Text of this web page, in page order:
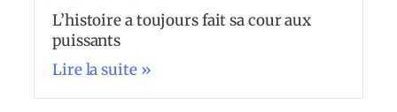
L’histoire a toujours fait sa cour aux
puissants
Lire la suite »